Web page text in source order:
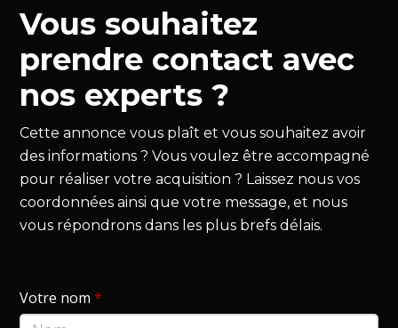
Vous souhaitez
prendre contact avec
nos experts ?
Cette annonce vous plaît et vous souhaitez avoir
des informations ? Vous voulez être accompagné
pour réaliser votre acquisition ? Laissez nous vos
coordonnées ainsi que votre message, et nous
vous répondrons dans les plus brefs délais.
Votre nom*